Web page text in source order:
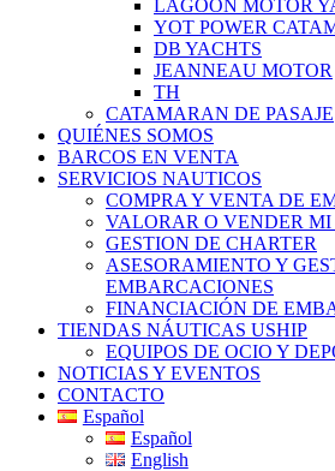
LAGOON MOTOR
YOT POWER
DB YACHTS
JEANNEAU MOTOR
TH
CATAMARAN DE PASAJE
QUIÉNES SOMOS
BARCOS EN VENTA
SERVICIOS NAUTICOS
COMPRA Y VENTA DE
VALORAR O VENDER MI
GESTION DE CHARTER
ASESORAMIENTO Y
EMBARCACIONES
FINANCIACIÓN DE
TIENDAS NÁUTICAS USHIP
EQUIPOS DE OCIO Y
NOTICIAS Y EVENTOS
CONTACTO
Español
Español
English